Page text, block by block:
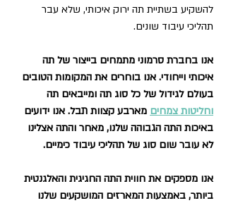
להשקיע בשתיית תה ירוק איכותי, שלא עבר
תהליכי עיבוד שונים.
אנו בחברת סרמוני מתמחים בייצור של תה
איכותי וייחודי. אנו בוחרים את המקומות הטובים
בעולם לגידול של כל סוג תה ומייבאים תה
וחליטות צמחים מארבע קצוות תבל. אנו ידועים
באיכות התה הגבוהה שלנו, מאחר והתה אצלינו
לא עובר שום סוג של תהליכי עיבוד כימיים.
אנו מספקים את חווית התה החגיגית והאלגנטית
ביותר, באמצעות המארזים המושקעים שלנו